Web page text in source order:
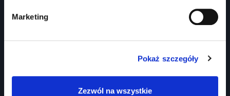
Marketing
Pokaż szczegóły
Zezwól na wszystkie